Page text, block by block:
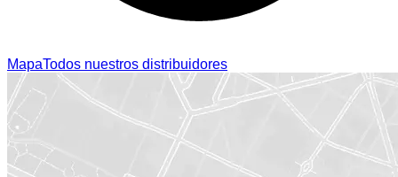
MapaTodos nuestros distribuidores